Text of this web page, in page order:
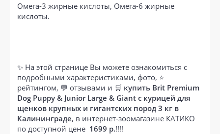
Омега-3 жирные кислоты, Омега-6 жирные
кислоты.
✨ На этой странице Вы можете ознакомиться с
подробными характеристиками, фото, ⭐
рейтингом, 💬 отзывами и 🛒 купить Brit Premium
Dog Puppy & Junior Large & Giant с курицей для
щенков крупных и гигантских пород 3 кг в
Калининграде, в интернет-зоомагазине КАТИКО
по доступной цене 1699 р.!!!!